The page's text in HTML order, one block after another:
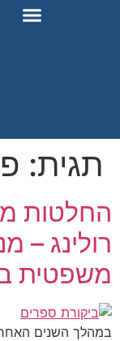
–
השנים